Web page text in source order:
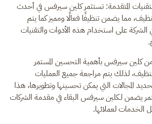
المتقدمة: تستثمر كلين سيرفس في أحدث
مما يضمن تنظيفًا فعالًا ومميز كما يتم
على استخدام هذه الأدوات والتقنيات
كلين سيرفس بأهمية التحسين المستمر
لذلك يتم مراجعة جميع العمليات
المجالات التي يمكن تحسينها وتطويرها، هذا
يضمن لـكلين سيرفس البقاء في مقدمة الشركات
الخدمات لعملائها.